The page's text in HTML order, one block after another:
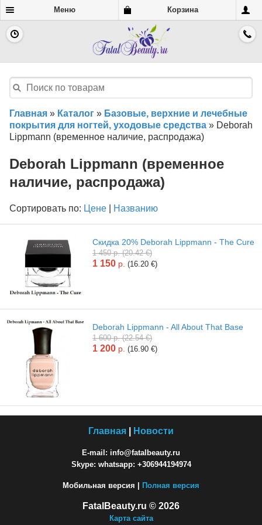
Меню Корзина
Главная » Каталог » Базовые, верхние и лечебные
покрытия для ногтей, уходовые средства » Deborah
Lippmann (временное наличие, распродажа)
Deborah Lippmann (временное
наличие, распродажа)
Сортировать по: Цене Названию
Скидка 20% Deborah Lippmann - The Cure
1 450 р. (20.42 €)
1 150 р. (16.20 €)
Deborah Lippmann - All About That Base
1 600 р. (22.54 €)
1 200 р. (16.90 €)
Главная Новости
E-mail: info@fatalbeauty.ru
Skype: whatsapp: +306944194974
Мобильная версия | Полная версия
FatalBeauty.ru © 2026
Карта сайта